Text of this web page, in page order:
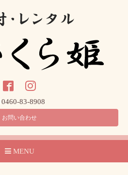
0460-83-8908
お問い合わせ
MENU